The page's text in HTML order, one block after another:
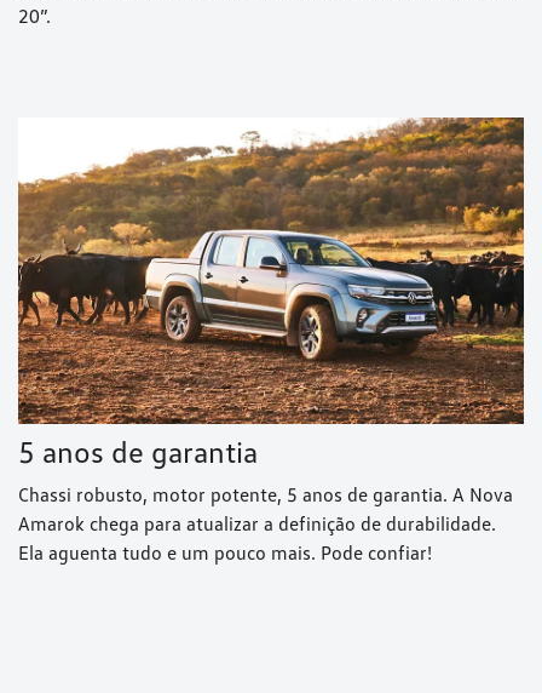
20”.
5 anos de garantia
Chassi robusto, motor potente, 5 anos de garantia. A Nova
Amarok chega para atualizar a definição de durabilidade.
Ela aguenta tudo e um pouco mais. Pode confiar!